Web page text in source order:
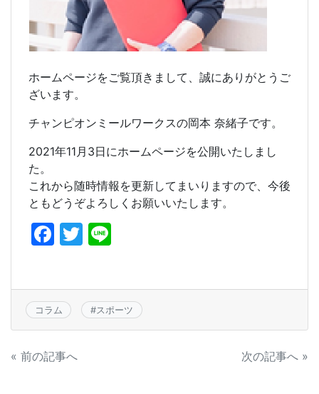
ホームページをご覧頂きまして、誠にありがとうご
ざいます。
チャンピオンミールワークスの岡本 奈緒子です。
2021年11月3日にホームページを公開いたしまし
た。
これから随時情報を更新してまいりますので、今後
ともどうぞよろしくお願いいたします。
F
e
b
o
o
T
er
コラム #スポーツ
投
« 前の記事へ 次の記事へ »